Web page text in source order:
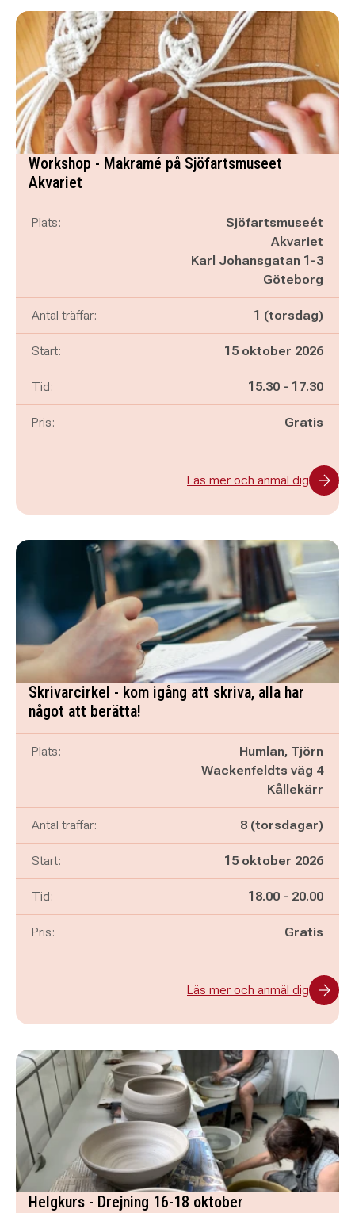
Workshop - Makramé på Sjöfartsmuseet
Akvariet
Plats:
Sjöfartsmuseét
Akvariet
Karl Johansgatan 1-3
Göteborg
Antal träffar: 1 (torsdag)
Start: 15 oktober 2026
Tid: Pågår mellan
15.30 - och
17.30
Pris: Gratis
Läs mer och anmäl dig
Skrivarcirkel - kom igång att skriva, alla har
något att berätta!
Plats:
Humlan, Tjörn
Wackenfeldts väg 4
Kållekärr
Antal träffar: 8 (torsdagar)
Start: 15 oktober 2026
Tid: Pågår mellan
18.00 - och
20.00
Pris: Gratis
Läs mer och anmäl dig
Helgkurs - Drejning 16-18 oktober